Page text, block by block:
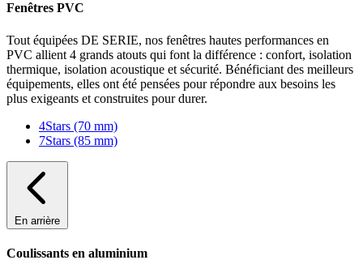
Fenêtres PVC
Tout équipées DE SERIE, nos fenêtres hautes performances en
PVC allient 4 grands atouts qui font la différence : confort, isolation
thermique, isolation acoustique et sécurité. Bénéficiant des meilleurs
équipements, elles ont été pensées pour répondre aux besoins les
plus exigeants et construites pour durer.
4Stars (70 mm)
7Stars (85 mm)
En arrière
Coulissants en aluminium